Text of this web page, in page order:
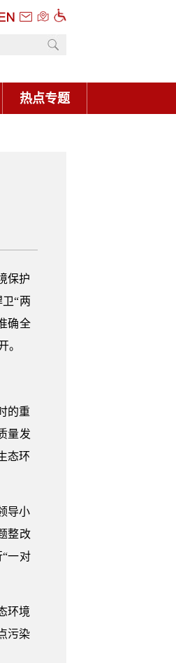
热点专题
保护
“两
确全
。
的重
量发
态环
导小
整改
一对
环境
污染